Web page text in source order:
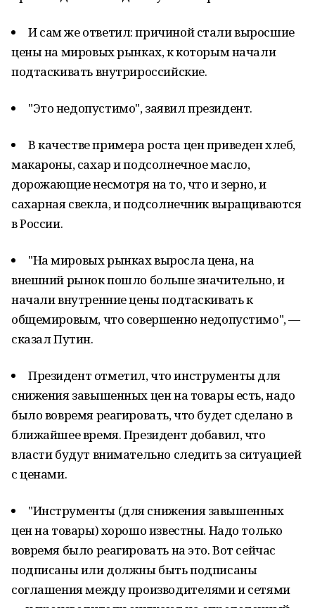
И сам же ответил: причиной стали выросшие
цены на мировых рынках, к которым начали
подтаскивать внутрироссийские.
"Это недопустимо", заявил президент.
В качестве примера роста цен приведен хлеб,
макароны, сахар и подсолнечное масло,
дорожающие несмотря на то, что и зерно, и
сахарная свекла, и подсолнечник выращиваются
в России.
"На мировых рынках выросла цена, на
внешний рынок пошло больше значительно, и
начали внутренние цены подтаскивать к
общемировым, что совершенно недопустимо", —
сказал Путин.
Президент отметил, что инструменты для
снижения завышенных цен на товары есть, надо
было вовремя реагировать, что будет сделано в
ближайшее время. Президент добавил, что
власти будут внимательно следить за ситуацией
с ценами.
"Инструменты (для снижения завышенных
цен на товары) хорошо известны. Надо только
вовремя было реагировать на это. Вот сейчас
подписаны или должны быть подписаны
соглашения между производителями и сетями